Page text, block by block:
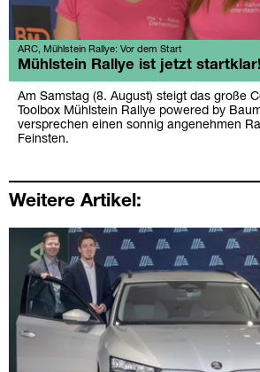
ARC, Mühlstein Rallye: Vor dem Start
Mühlstein Rallye ist jetzt startklar!
Am Samstag (8. August) steigt das große
Toolbox Mühlstein Rallye powered by
versprechen einen sonnig angenehmen
Feinsten.
Weitere Artikel: